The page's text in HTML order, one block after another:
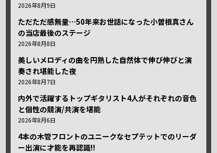
2026年8月9日
ただただ感無量⋯50年来お世話になった小曽根真さん
の当店最後のステージ
2026年8月8日
美しいメロディの曲を円熟した自然体で伸び伸びと演
奏され堪能した夜
2026年8月7日
内外で活躍するトップギタリスト4人がそれぞれの音色
と個性の競演/共演を堪能
2026年8月6日
4本の木管フロントのユニークなセプテットでのリーダ
ー出演に才能を再認識!!